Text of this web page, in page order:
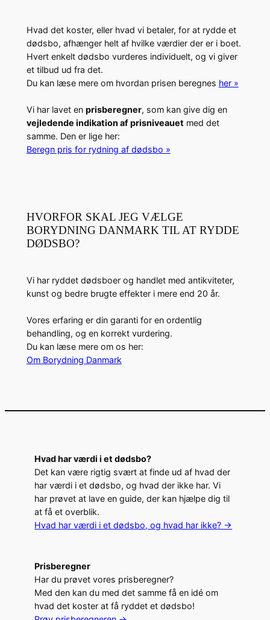
Hvad det koster, eller hvad vi betaler, for at rydde et
dødsbo, afhænger helt af hvilke værdier der er i boet.
Hvert enkelt dødsbo vurderes individuelt, og vi giver
et tilbud ud fra det.
Du kan læse mere om hvordan prisen beregnes her »
Vi har lavet en prisberegner, som kan give dig en
vejledende indikation af prisniveauet med det
samme. Den er lige her:
Beregn pris for rydning af dødsbo »
HVORFOR SKAL JEG VÆLGE
BORYDNING DANMARK TIL AT RYDDE
DØDSBO?
Vi har ryddet dødsboer og handlet med antikviteter,
kunst og bedre brugte effekter i mere end 20 år.
Vores erfaring er din garanti for en ordentlig
behandling, og en korrekt vurdering.
Du kan læse mere om os her:
Om Borydning Danmark
Hvad har værdi i et dødsbo?
Det kan være rigtig svært at finde ud af hvad der
har værdi i et dødsbo, og hvad der ikke har. Vi
har prøvet at lave en guide, der kan hjælpe dig til
at få et overblik.
Hvad har værdi i et dødsbo, og hvad har ikke? ->
Prisberegner
Har du prøvet vores prisberegner?
Med den kan du med det samme få en idé om
hvad det koster at få ryddet et dødsbo!